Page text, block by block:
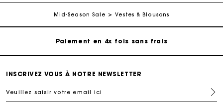
Mid-Season Sale Vestes & Blousons
Livraison à domicile offerte sous 2 à 3 jours ouvrés.
Paiement en 4x fois sans frais
Echanges & Retours offerts
INSCRIVEZ VOUS À NOTRE NEWSLETTER
Veuillez saisir votre email ici